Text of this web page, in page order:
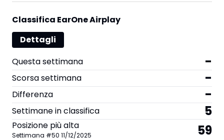
Classifica EarOne Airplay
Dettagli
Questa settimana
-
Scorsa settimana -
Differenza -
Settimane in classifica 5
Posizione più alta
Settimana #50 11/12/2025 59